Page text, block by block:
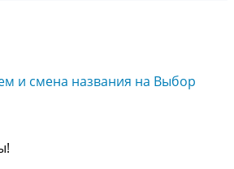
и смена названия на Выбор